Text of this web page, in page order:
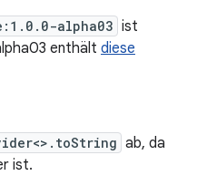
alpha03 ist
enthält diese
ab, da
ist.